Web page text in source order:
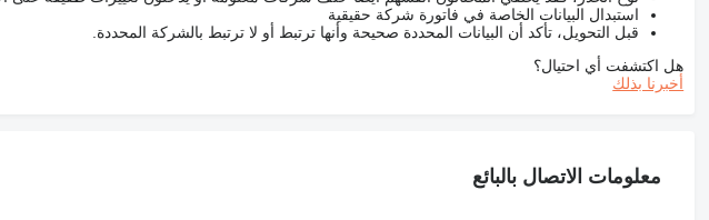
استبدال البيانات الخاصة في فاتورة شركة حقيقية
قبل التحويل، تأكد أن البيانات المحددة صحيحة وأنها ترتبط أو لا ترتبط بالشركة المحددة.
هل اكتشفت أي احتيال؟
أخبرنا بذلك
معلومات الاتصال بالبائع